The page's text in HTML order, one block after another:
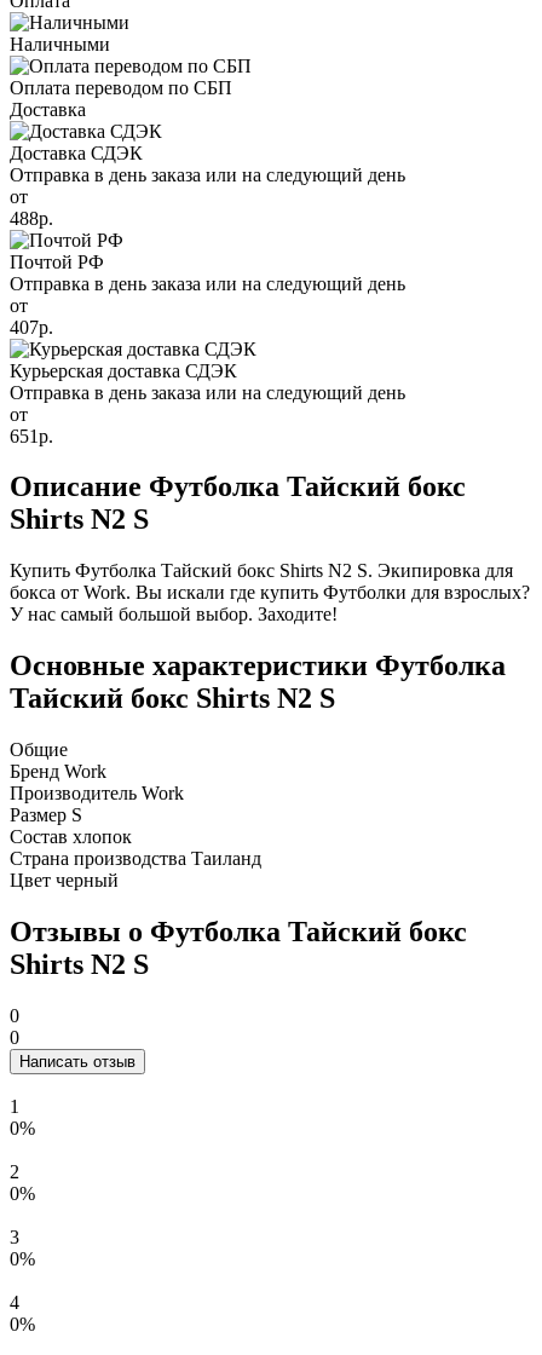
Наличными
Оплата переводом по СБП
Доставка
Доставка СДЭК
Отправка в день заказа или на следующий день
от
488р.
Почтой РФ
Отправка в день заказа или на следующий день
от
407р.
Курьерская доставка СДЭК
Отправка в день заказа или на следующий день
от
651р.
Описание Футболка Тайский бокс
Shirts N2 S
Купить Футболка Тайский бокс Shirts N2 S. Экипировка для
бокса от Work. Вы искали где купить Футболки для взрослых?
У нас самый большой выбор. Заходите!
Основные характеристики Футболка
Тайский бокс Shirts N2 S
Общие
Бренд Work
Производитель Work
Размер S
Состав хлопок
Страна производства Таиланд
Цвет черный
Отзывы о Футболка Тайский бокс
Shirts N2 S
0
0
Написать отзыв
1
0%
2
0%
3
0%
4
0%